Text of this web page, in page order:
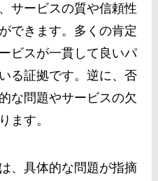
サービスの質や信頼性
できます。多くの肯定
ビスが一貫して良いパ
る証拠です。逆に、否
な問題やサービスの欠
ます。
、具体的な問題が指摘